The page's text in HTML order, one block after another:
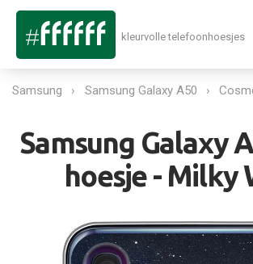
kleurvolle telefoonhoesjes
Samsung Samsung Galaxy A50
Samsung Galaxy
hoesje - Milky